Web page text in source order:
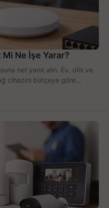
Ne İşe Yarar?
net yanıt alın. Ev, ofis ve
cihazını bütçeye göre